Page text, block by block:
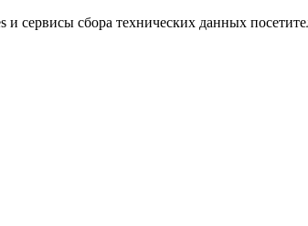
сервисы сбора технических данных